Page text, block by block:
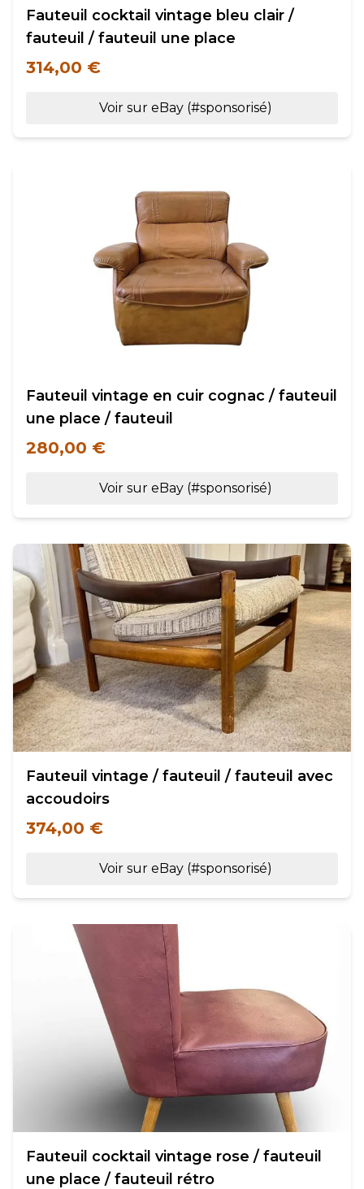
Fauteuil cocktail vintage bleu clair /
fauteuil / fauteuil une place
314,00 €
Voir sur eBay (#sponsorisé)
Fauteuil vintage en cuir cognac / fauteuil
une place / fauteuil
280,00 €
Voir sur eBay (#sponsorisé)
Fauteuil vintage / fauteuil / fauteuil avec
accoudoirs
374,00 €
Voir sur eBay (#sponsorisé)
Fauteuil cocktail vintage rose / fauteuil
une place / fauteuil rétro